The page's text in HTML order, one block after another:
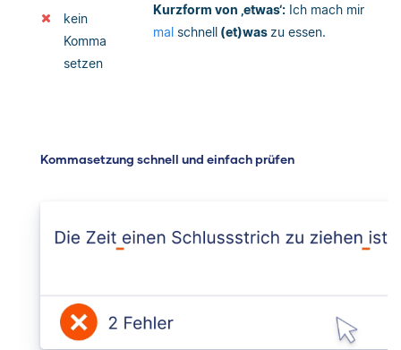
kein
Komma
setzen
Kurzform von ‚etwas‘: Ich mach mir
mal schnell (et)was zu essen.
Kommasetzung schnell und einfach prüfen